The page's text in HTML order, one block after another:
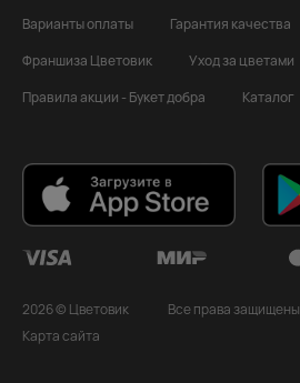
Варианты оплаты
Гарантия качества
Франшиза Цветовик
Уход за цветами
Правила акции - Букет добра
Каталог
2026 © Цветовик
Все права защищены
Карта сайта